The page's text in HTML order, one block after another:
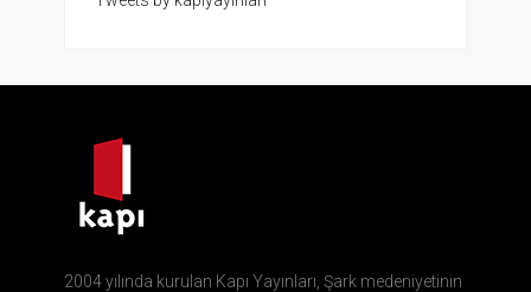
2004 yılında kurulan Kapı Yayınları, Şark medeniyetinin